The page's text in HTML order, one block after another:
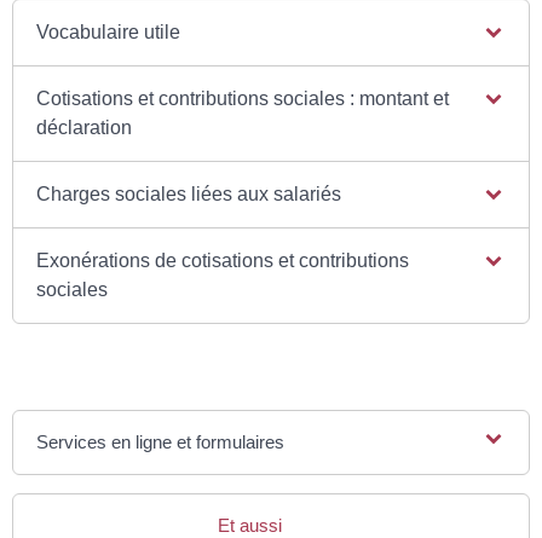
Vocabulaire utile
Cotisations et contributions sociales : montant et
déclaration
Charges sociales liées aux salariés
Exonérations de cotisations et contributions
sociales
Services en ligne et formulaires
Et aussi